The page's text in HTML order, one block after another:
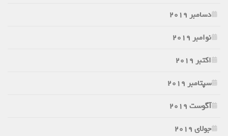
دسامبر 2019
نوامبر 2019
اکتبر 2019
سپتامبر 2019
آگوست 2019
جولای 2019